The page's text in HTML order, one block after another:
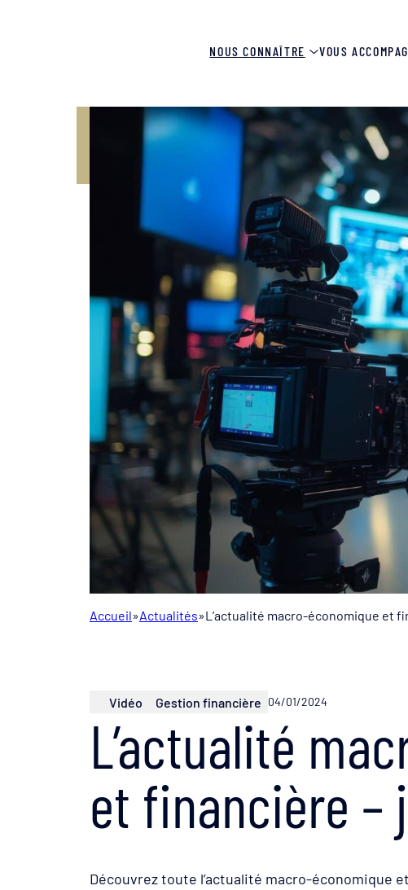
NOUS CONNAÎTRE VOUS
Accueil»Actualités»L’actualité macro-économique et
Vidéo Gestion financière 04/01/2024
L’actualité
et financière –
Découvrez toute l’actualité macro-économique